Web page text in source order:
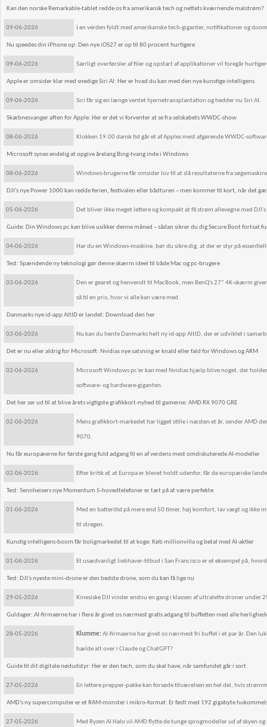
Kan den norske Remarkable-tablet redde os fra amerikansk tech og nettets kværnende malstrøm?
09-06-2026 I en verden fyldt med amerikanske tech-giganter, notifikationer og
Nu speedes din iPhone op: Den nye iOS27 er op til 80 procent hurtigere
09-06-2026 Særligt overførsler af filer og opstart af applikationer vil foregår
Apple er omsider klar med snedige Siri AI: Her er hvad du kan med den nye kunstige intelligens
09-06-2026 Siri får sig en længe ventet hjernetransplantation og hedder nu Siri AI.
Skæbnesvanger aften for Apple: Her er det vi forventer at se fra selskabets WWDC-show
08-06-2026 Klokken 19.00 dansk tid går et af Apples mest afgørende WWDC-
Microsoft synes endelig at opgive årelang Bing-tvang inde i Windows
08-06-2026 Windows-brugerne får omsider lov til at slå resultaterne fra
DJI’s nye Power 1000 kan redde ferien, festivalen eller bådturen – men kommer til kort, når det
05-06-2026 Det bliver ikke meget lettere og kompakt at få strøm allevegne med
Guide: Din Windows pc kan blive usikker denne måned – sådan sikrer du dig Secure Boot fortsat
04-06-2026 Har du en Windows-maskine, bør du sikre dig, at der er styr på
Test: Spændende ny teknologi gør denne skærm ideel til både Mac og pc-brugere
03-06-2026 Den er gearet og henvendt til MacBook, men BenQ's 27” 4K-skærm
så til en pris, hvor vi alle kan være med.
Danmarks nye id-app AltID er landet: Download den her
03-06-2026 Nu kan du hente Danmarks helt ny id-app AltID, der er udviklet i
Det er nu eller aldrig for Microsoft: Nvidias nye satsning er knald eller fald for Windows og ARM
02-06-2026 Microsoft Windows pc'er kan med Nvidias hjælp blive noget, der
software- og hardware-giganten.
Det her ser ud til at blive årets vigtigste grafikkort-nyhed til gamerne: AMD RX 9070 GRE
02-06-2026 Mens grafikkort-markedet har ligget stille i næsten et år, sender AMD
9070.
Nu får europæerne for første gang fuld adgang til en af verdens mest omdiskuterede AI-modeller
02-06-2026 Efter kritik af, at Europa er blevet holdt udenfor, får de europæiske
Test: Sennheisers nye Momentum 5-hovedtelefoner er tæt på at være perfekte
01-06-2026 Med en batteritid på mere end 50 timer, høj komfort, lav vægt og ikke
til stregen.
Kunstig intelligens-boom får boligmarkedet til at koge: Køb millionvilla og betal med AI-aktier
01-06-2026 Et usædvanligt liebhaver-tilbud i San Francisco er et eksempel på,
Test: DJI's nyeste mini-drone er den bedste drone, som du kan få lige nu
29-05-2026 Kinesiske DJI vinder endnu en gang i klassen af ultralette droner under
Guldager: AI-firmaerne har i flere år givet os nærmest gratis adgang til buffetten med alle
28-05-2026 Klumme:AI-firmaerne har givet os nærmest fri buffet i et par år. Den
hælde alt over i Claude og ChatGPT?
Guide til dit digitale nødudstyr: Her er den tech, som du skal have, når samfundet går i sort
27-05-2026 En lettere prepper-pakke kan forsøde tilværelsen en hel del, hvis
AMD’s ny supercomputer er et RAM-monster i mikro-format: Er født med 192 gigabyte
27-05-2026 Med Ryzen AI Halo vil AMD flytte de tunge sprogmodeller ud af skyen